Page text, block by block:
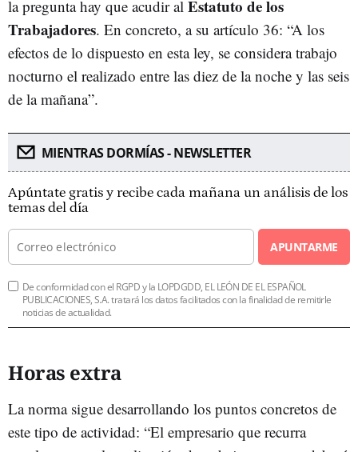
la pregunta hay que acudir al Estatuto de los
Trabajadores. En concreto, a su artículo 36: “A los
efectos de lo dispuesto en esta ley, se considera trabajo
nocturno el realizado entre las diez de la noche y las seis
de la mañana”.
MIENTRAS DORMÍAS - NEWSLETTER
Apúntate gratis y recibe cada mañana un análisis de los
temas del día
APUNTARME
De conformidad con el RGPD y la LOPDGDD, EL LEÓN DE EL ESPAÑOL
PUBLICACIONES, S.A. tratará los datos facilitados con la finalidad de remitirle
noticias de actualidad.
Horas extra
La norma sigue desarrollando los puntos concretos de
este tipo de actividad: “El empresario que recurra